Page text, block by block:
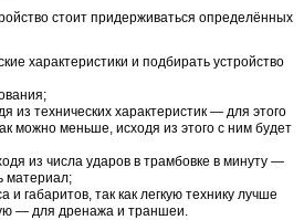
стоит придерживаться определённых
характеристики и подбирать устройство
из технических характеристик — для этого
можно меньше, исходя из этого с ним будет
из числа ударов в трамбовке в минуту —
материал;
габаритов, так как легкую технику лучше
— для дренажа и траншеи.